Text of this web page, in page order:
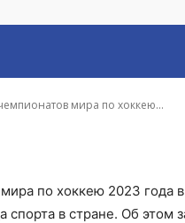
мира по хоккею...
по хоккею 2023 года
спорта в стране. Об